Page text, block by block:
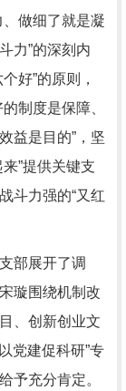
做细了就是凝
力”的深刻内
好”的原则，
制度是保障、
益是目的”，坚
”提供关键支
斗力强的“又红
部展开了调
璇围绕机制改
、创新创业文
党建促科研”专
予充分肯定。